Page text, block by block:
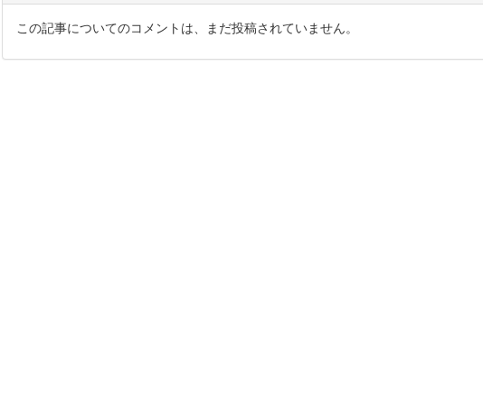
この記事についてのコメントは、まだ投稿されていません。